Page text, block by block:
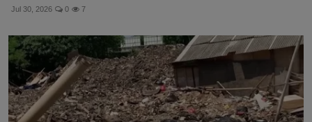
Jul 30, 2026 0 7